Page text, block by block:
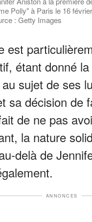
Polly" à Paris le 16
: Getty Images
est
étant donné
sujet de ses
sa décision de
de ne pas
la nature
delà de
ANNONCES